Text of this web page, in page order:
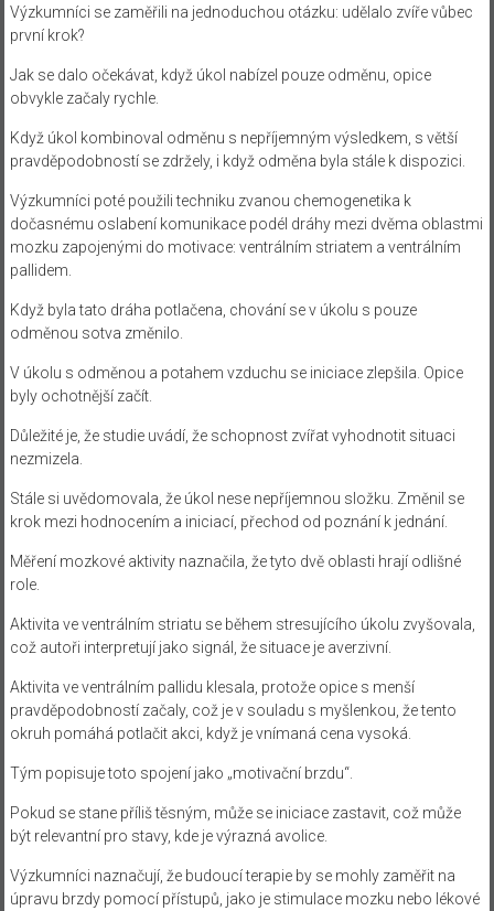
Výzkumníci se zaměřili na jednoduchou otázku: udělalo zvíře vůbec
první krok?
Jak se dalo očekávat, když úkol nabízel pouze odměnu, opice
obvykle začaly rychle.
Když úkol kombinoval odměnu s nepříjemným výsledkem, s větší
pravděpodobností se zdržely, i když odměna byla stále k dispozici.
Výzkumníci poté použili techniku ​​zvanou chemogenetika k
dočasnému oslabení komunikace podél dráhy mezi dvěma oblastmi
mozku zapojenými do motivace: ventrálním striatem a ventrálním
pallidem.
Když byla tato dráha potlačena, chování se v úkolu s pouze
odměnou sotva změnilo.
V úkolu s odměnou a potahem vzduchu se iniciace zlepšila. Opice
byly ochotnější začít.
Důležité je, že studie uvádí, že schopnost zvířat vyhodnotit situaci
nezmizela.
Stále si uvědomovala, že úkol nese nepříjemnou složku. Změnil se
krok mezi hodnocením a iniciací, přechod od poznání k jednání.
Měření mozkové aktivity naznačila, že tyto dvě oblasti hrají odlišné
role.
Aktivita ve ventrálním striatu se během stresujícího úkolu zvyšovala,
což autoři interpretují jako signál, že situace je averzivní.
Aktivita ve ventrálním pallidu klesala, protože opice s menší
pravděpodobností začaly, což je v souladu s myšlenkou, že tento
okruh pomáhá potlačit akci, když je vnímaná cena vysoká.
Tým popisuje toto spojení jako „motivační brzdu“.
Pokud se stane příliš těsným, může se iniciace zastavit, což může
být relevantní pro stavy, kde je výrazná avolice.
Výzkumníci naznačují, že budoucí terapie by se mohly zaměřit na
úpravu brzdy pomocí přístupů, jako je stimulace mozku nebo lékové